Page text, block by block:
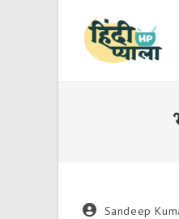
Post Sandeep